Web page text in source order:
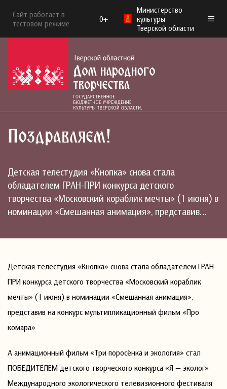
Сайт работает в
тестовом режиме
0+
Министерство
культуры
Тверской области
Поздравляем!
Детская телестудия «Кнопка» снова стала
обладателем ГРАН-ПРИ конкурса детского
творчества «Московский кораблик мечты» (1 июня) в
номинации «Смешанная анимация», представив…
Детская телестудия «Кнопка» снова стала обладателем ГРАН-
ПРИ конкурса детского творчества «Московский кораблик
мечты» (1 июня) в номинации «Смешанная анимация»,
представив на конкурс мультипликационный фильм «Про
комара»
А анимационный фильм «Три поросёнка и экология» стал
ПОБЕДИТЕЛЕМ детского творческого конкурса «Я — эколог»
Международного экологического телевизионного фестиваля